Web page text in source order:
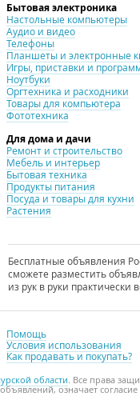
Бытовая электроника
Настольные компьютеры
Аудио и видео
Телефоны
Планшеты и электронные
Игры, приставки и
Ноутбуки
Оргтехника и расходники
Товары для компьютера
Фототехника
Для дома и дачи
Ремонт и строительство
Мебель и интерьер
Бытовая техника
Продукты питания
Посуда и товары для кухни
Растения
Бесплатные объявления
сможете разместить
из рук в руки практически
Помощь
Условия использования
Как продавать и покупать?
области. Все права
означает согласие